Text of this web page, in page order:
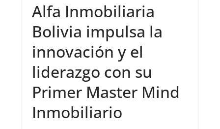
Alfa Inmobiliaria
Bolivia impulsa la
innovación y el
liderazgo con su
Primer Master Mind
Inmobiliario